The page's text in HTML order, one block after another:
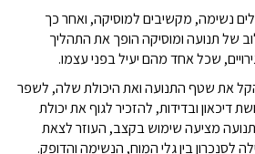
נשימה, מקשיבים למוסיקה, ואחר כך
של תנועה ומוסיקה הופך את התהליך
שכל אחד מהם יעיל בפני עצמו.
את שטף התנועה ואת היכולת שלה, לשפר
ובדידות, להזכיר לגוף את יכולת
מציעה שימוש בקצב, העוזר לצאת
לסנכרון בין גלי המוח, הנשימה והדופק.